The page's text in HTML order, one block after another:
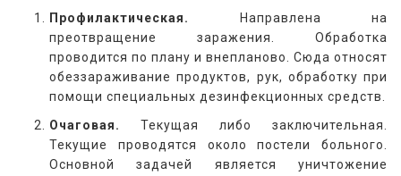
Профилактическая.
Направлена на
преотвращение заражения. Обработка
проводится по плану и внепланово. Сюда относят
обеззараживание продуктов, рук, обработку при
помощи специальных дезинфекционных средств.
Очаговая.
Текущая либо заключительная.
Текущие проводятся около постели больного.
Основной задачей является уничтожение